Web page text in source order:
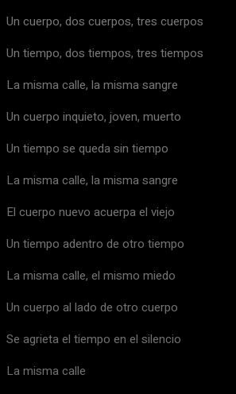
Un cuerpo, dos cuerpos, tres cuerpos
Un tiempo, dos tiempos, tres tiempos
La misma calle, la misma sangre
Un cuerpo inquieto, joven, muerto
Un tiempo se queda sin tiempo
La misma calle, la misma sangre
El cuerpo nuevo acuerpa el viejo
Un tiempo adentro de otro tiempo
La misma calle, el mismo miedo
Un cuerpo al lado de otro cuerpo
Se agrieta el tiempo en el silencio
La misma calle